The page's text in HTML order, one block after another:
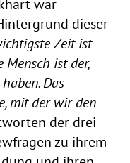
war
dieser
Zeit ist
Mensch ist der,
Das
mit der wir den
der drei
zu ihrem